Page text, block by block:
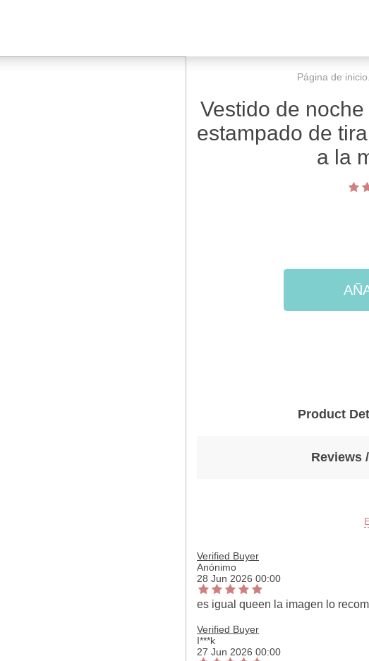
Página de inicio.
Vestido de
estampado de
a la
Product
Reviews
Verified Buyer
Anónimo
28 Jun 2026 00:00
es igual queen la imagen lo
Verified Buyer
I***k
27 Jun 2026 00:00